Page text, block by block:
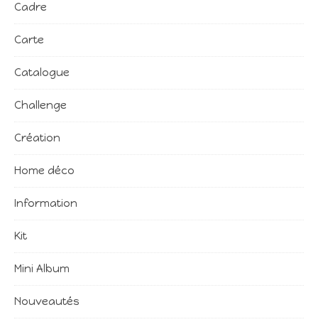
Cadre
Carte
Catalogue
Challenge
Création
Home déco
Information
Kit
Mini Album
Nouveautés